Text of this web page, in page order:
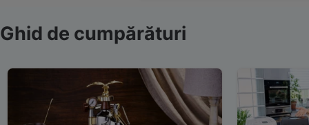
Ghid de cumpărături